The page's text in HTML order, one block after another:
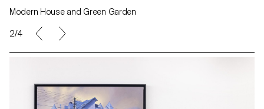
Modern House and Green Garden
2/4